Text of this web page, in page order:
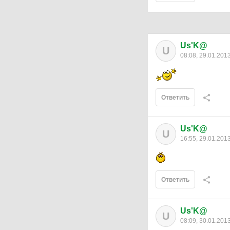
U Us'K@
08:08, 29.01.2013
Ответить
U Us'K@
16:55, 29.01.2013
Ответить
U Us'K@
08:09, 30.01.2013